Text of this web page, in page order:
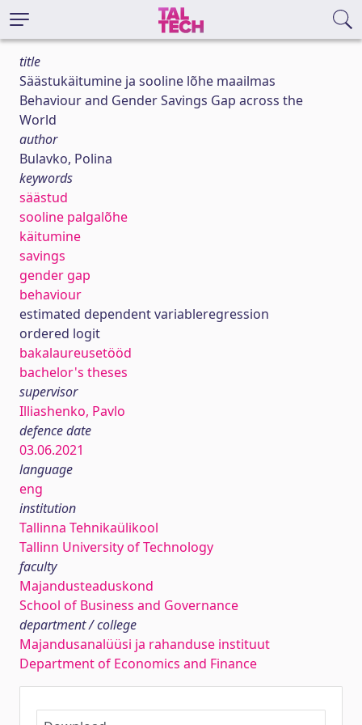
title
Säästukäitumine ja sooline lõhe maailmas
Behaviour and Gender Savings Gap across the
World
author
Bulavko, Polina
keywords
säästud
sooline palgalõhe
käitumine
savings
gender gap
behaviour
estimated dependent variableregression
ordered logit
bakalaureusetööd
bachelor's theses
supervisor
Illiashenko, Pavlo
defence date
03.06.2021
language
eng
institution
Tallinna Tehnikaülikool
Tallinn University of Technology
faculty
Majandusteaduskond
School of Business and Governance
department / college
Majandusanalüüsi ja rahanduse instituut
Department of Economics and Finance